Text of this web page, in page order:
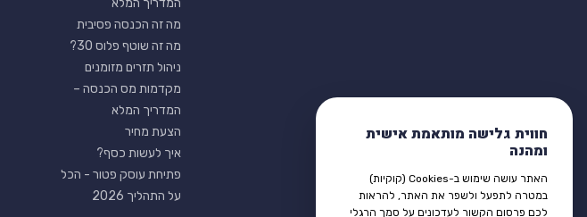
חווית גלישה מותאמת אישית
ומהנה
האתר עושה שימוש ב-Cookies (קוקיות)
במטרה לתפעל ולשפר את האתר, להראות
לכם פרסום הקשור לעדכונים על סמך הרגלי
מה זה הכנסה פסיבית
מה זה שוטף פלוס 30?
ניהול תזרים מזומנים
מקדמות מס הכנסה –
המדריך המלא
הצעת מחיר
איך לעשות כסף?
פתיחת עוסק פטור - הכל
על התהליך 2026